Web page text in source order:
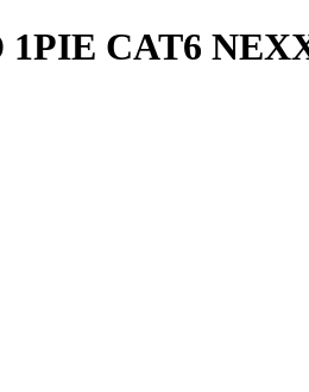
CAT6